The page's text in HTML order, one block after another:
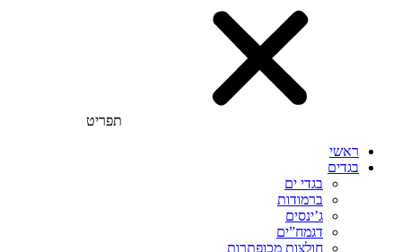
תפריט
ראשי
בגדים
בגדי ים
ברמודות
ג’ינסים
דגמח”ים
חולצות מכופתרות